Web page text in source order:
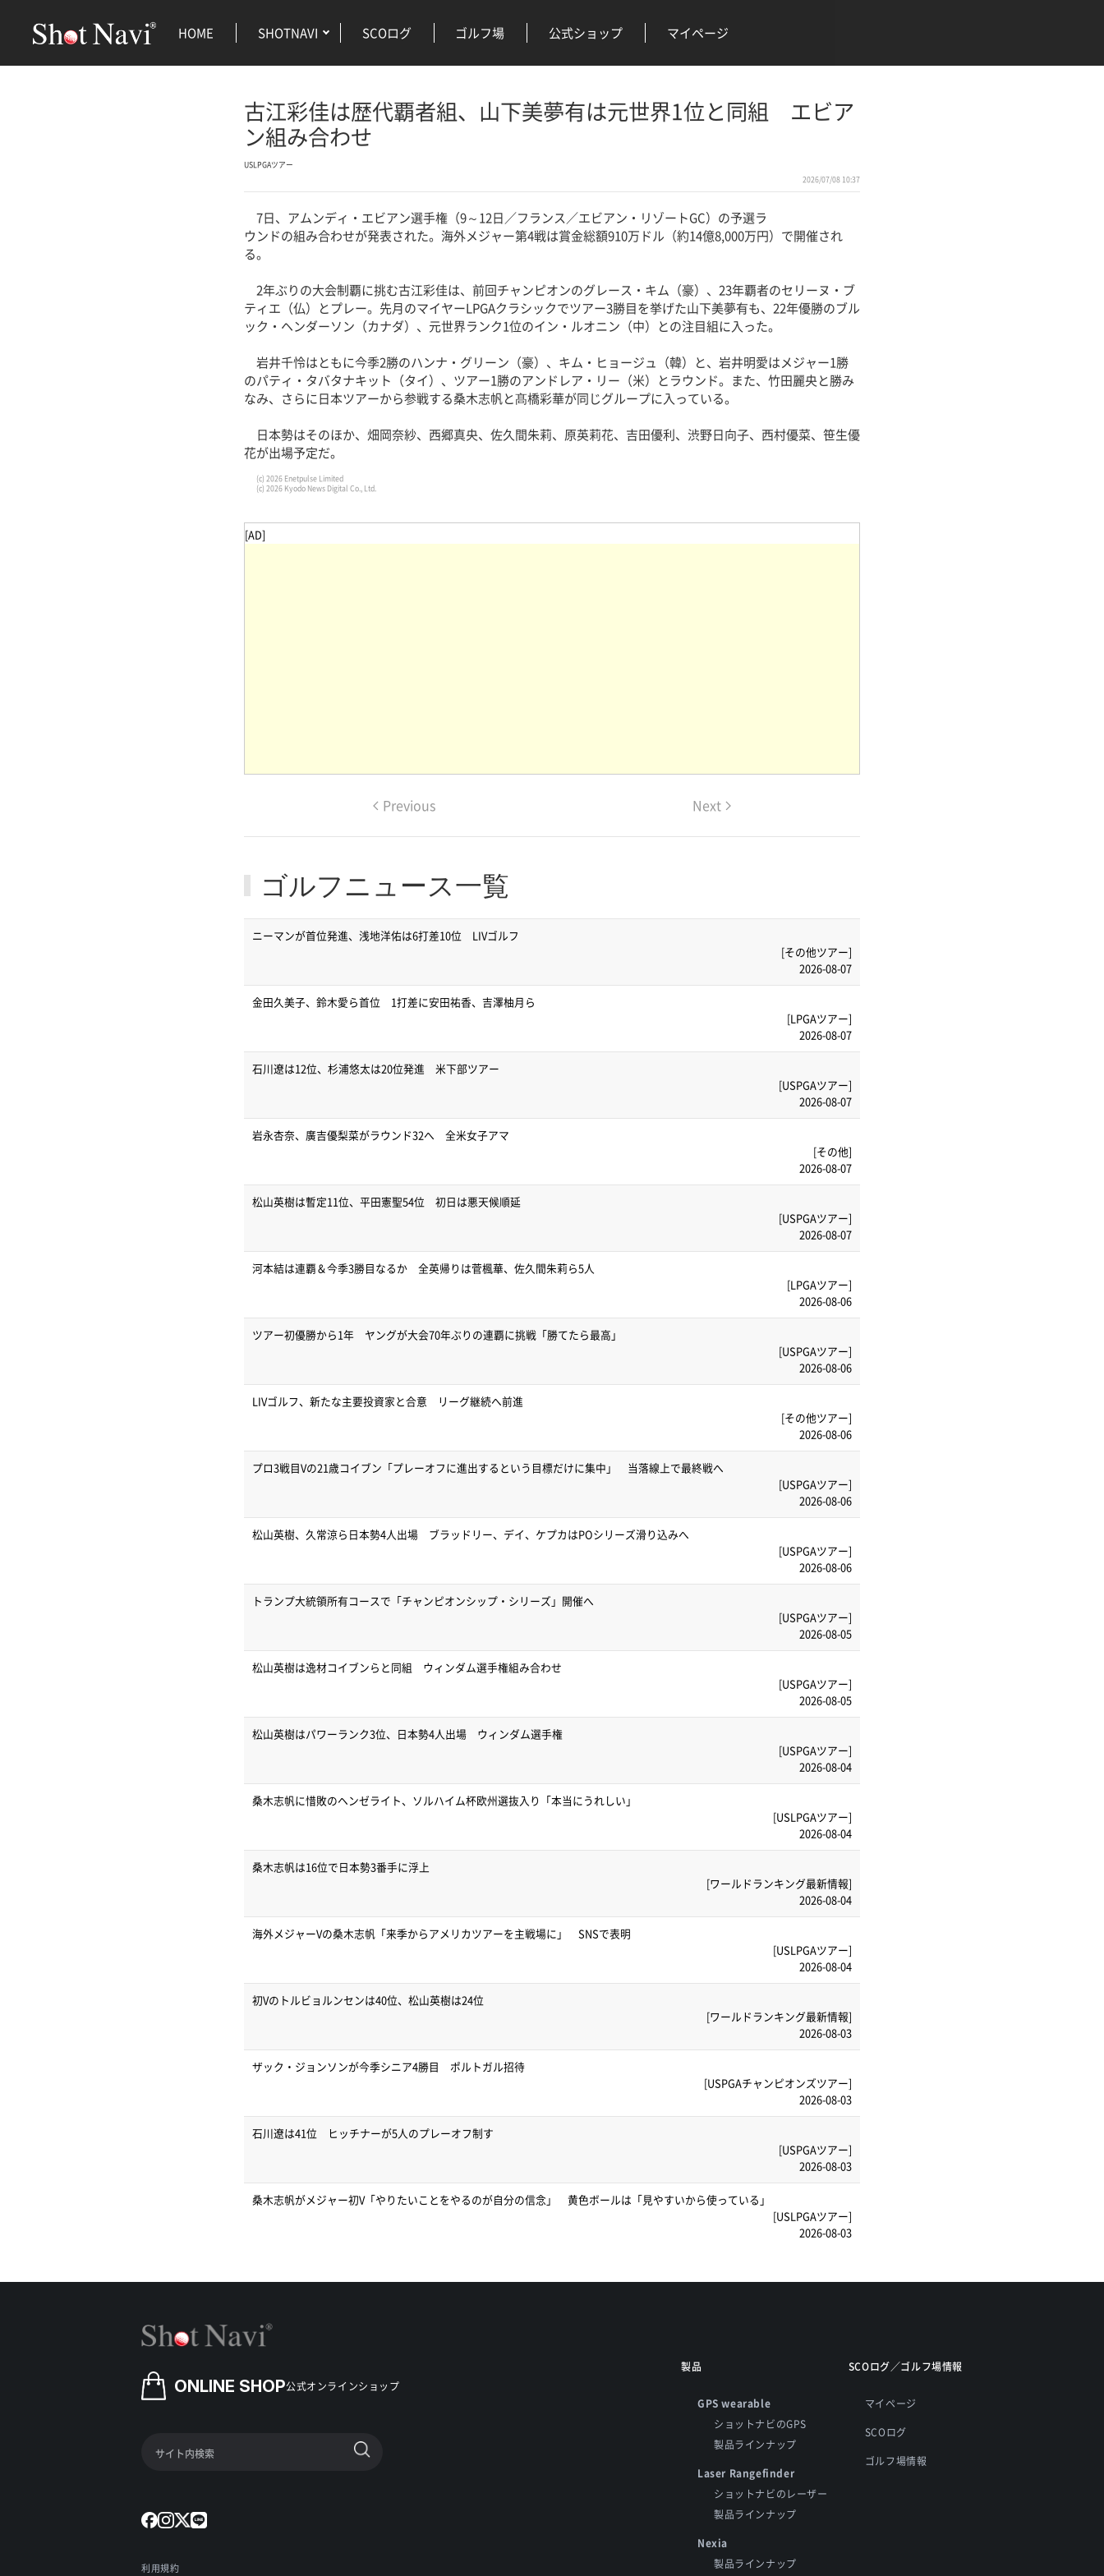
HOME SHOTNAVI SCOログ ゴルフ場 公式ショップ マイページ
古江彩佳は歴代覇者組、山下美夢有は元世界1位と同組 エビア
ン組み合わせ
USLPGAツアー
2026/07/08 10:37
7日、アムンディ・エビアン選手権（9～12日／フランス／エビアン・リゾートGC）の予選ラ
ウンドの組み合わせが発表された。海外メジャー第4戦は賞金総額910万ドル（約14億8,000万円）で開催され
る。
2年ぶりの大会制覇に挑む古江彩佳は、前回チャンピオンのグレース・キム（豪）、23年覇者のセリーヌ・ブ
ティエ（仏）とプレー。先月のマイヤーLPGAクラシックでツアー3勝目を挙げた山下美夢有も、22年優勝のブル
ック・ヘンダーソン（カナダ）、元世界ランク1位のイン・ルオニン（中）との注目組に入った。
岩井千怜はともに今季2勝のハンナ・グリーン（豪）、キム・ヒョージュ（韓）と、岩井明愛はメジャー1勝
のパティ・タバタナキット（タイ）、ツアー1勝のアンドレア・リー（米）とラウンド。また、竹田麗央と勝み
なみ、さらに日本ツアーから参戦する桑木志帆と髙橋彩華が同じグループに入っている。
日本勢はそのほか、畑岡奈紗、西郷真央、佐久間朱莉、原英莉花、吉田優利、渋野日向子、西村優菜、笹生優
花が出場予定だ。
(c) 2026 Enetpulse Limited
(c) 2026 Kyodo News Digital Co., Ltd.
[AD]
Previous Next
ゴルフニュース一覧
ニーマンが首位発進、浅地洋佑は6打差10位 LIVゴルフ
[その他ツアー]
2026-08-07
金田久美子、鈴木愛ら首位 1打差に安田祐香、吉澤柚月ら
[LPGAツアー]
2026-08-07
石川遼は12位、杉浦悠太は20位発進 米下部ツアー
[USPGAツアー]
2026-08-07
岩永杏奈、廣吉優梨菜がラウンド32へ 全米女子アマ
[その他]
2026-08-07
松山英樹は暫定11位、平田憲聖54位 初日は悪天候順延
[USPGAツアー]
2026-08-07
河本結は連覇＆今季3勝目なるか 全英帰りは菅楓華、佐久間朱莉ら5人
[LPGAツアー]
2026-08-06
ツアー初優勝から1年 ヤングが大会70年ぶりの連覇に挑戦「勝てたら最高」
[USPGAツアー]
2026-08-06
LIVゴルフ、新たな主要投資家と合意 リーグ継続へ前進
[その他ツアー]
2026-08-06
プロ3戦目Vの21歳コイブン「プレーオフに進出するという目標だけに集中」 当落線上で最終戦へ
[USPGAツアー]
2026-08-06
松山英樹、久常涼ら日本勢4人出場 ブラッドリー、デイ、ケプカはPOシリーズ滑り込みへ
[USPGAツアー]
2026-08-06
トランプ大統領所有コースで「チャンピオンシップ・シリーズ」開催へ
[USPGAツアー]
2026-08-05
松山英樹は逸材コイブンらと同組 ウィンダム選手権組み合わせ
[USPGAツアー]
2026-08-05
松山英樹はパワーランク3位、日本勢4人出場 ウィンダム選手権
[USPGAツアー]
2026-08-04
桑木志帆に惜敗のヘンゼライト、ソルハイム杯欧州選抜入り「本当にうれしい」
[USLPGAツアー]
2026-08-04
桑木志帆は16位で日本勢3番手に浮上
[ワールドランキング最新情報]
2026-08-04
海外メジャーVの桑木志帆「来季からアメリカツアーを主戦場に」 SNSで表明
[USLPGAツアー]
2026-08-04
初Vのトルビョルンセンは40位、松山英樹は24位
[ワールドランキング最新情報]
2026-08-03
ザック・ジョンソンが今季シニア4勝目 ポルトガル招待
[USPGAチャンピオンズツアー]
2026-08-03
石川遼は41位 ヒッチナーが5人のプレーオフ制す
[USPGAツアー]
2026-08-03
桑木志帆がメジャー初V「やりたいことをやるのが自分の信念」 黄色ボールは「見やすいから使っている」
[USLPGAツアー]
2026-08-03
ONLINE SHOP公式オンラインショップ
利用規約
製品
GPS wearable
ショットナビのGPS
製品ラインナップ
Laser Rangefinder
ショットナビのレーザー
製品ラインナップ
Nexia
製品ラインナップ
SCOログ／ゴルフ場情報
マイページ
SCOログ
ゴルフ場情報